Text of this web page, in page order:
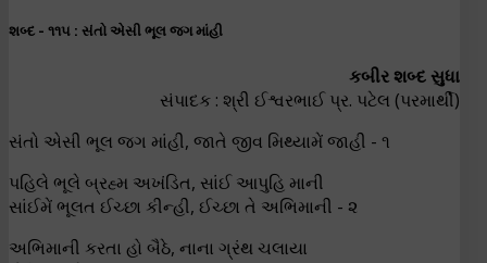
શબ્દ - ૧૧૫ : સંતો એસી ભૂલ જગ માંહી
કબીર શબ્દ સુધા
સંપાદક : શ્રી ઈશ્વરભાઈ પ્ર. પટેલ (પરમાર્થી)
સંતો એસી ભૂલ જગ માંહી, જાતે જીવ મિથ્યામેં જાહી - ૧
પહિલે ભૂલે બ્રહ્મ અખંડિત, સાંઈ આપુહિ માની
સાંઈમેં ભૂલત ઈચ્છા કીન્હી, ઈચ્છા તે અભિમાની - ૨
અભિમાની કરતા હો બૈઠે, નાના ગ્રંથ ચલાયા